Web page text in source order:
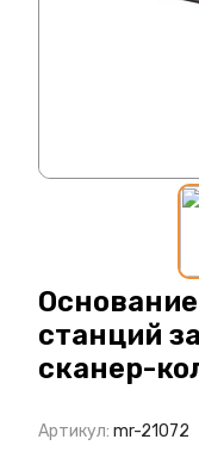
:
станций
сканер-
Артикул: mr-21072